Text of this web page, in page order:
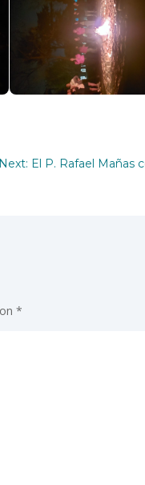
Next: El P. Rafael Mañas
*